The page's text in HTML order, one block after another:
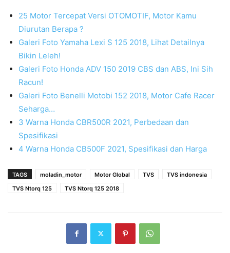
25 Motor Tercepat Versi OTOMOTIF, Motor Kamu
Diurutan Berapa ?
Galeri Foto Yamaha Lexi S 125 2018, Lihat Detailnya
Bikin Leleh!
Galeri Foto Honda ADV 150 2019 CBS dan ABS, Ini Sih
Racun!
Galeri Foto Benelli Motobi 152 2018, Motor Cafe Racer
Seharga…
3 Warna Honda CBR500R 2021, Perbedaan dan
Spesifikasi
4 Warna Honda CB500F 2021, Spesifikasi dan Harga
TAGS moladin_motor Motor Global TVS
TVS indonesia
TVS Ntorq 125
TVS Ntorq 125 2018